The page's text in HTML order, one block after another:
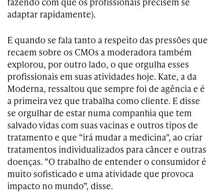
adaptar rapidamente).
E quando se fala tanto a respeito das pressões que
recaem sobre os CMOs a moderadora também
explorou, por outro lado, o que orgulha esses
profissionais em suas atividades hoje. Kate, a da
Moderna, ressaltou que sempre foi de agência e é
a primeira vez que trabalha como cliente. E disse
se orgulhar de estar numa companhia que tem
salvado vidas com suas vacinas e outros tipos de
tratamento e que “irá mudar a medicina”, ao criar
tratamentos individualizados para câncer e outras
doenças. “O trabalho de entender o consumidor é
muito sofisticado e uma atividade que provoca
impacto no mundo”, disse.